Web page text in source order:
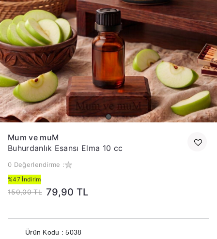
Mum ve muM
Buhurdanlık Esansı Elma 10 cc
0 Değerlendirme :
%47 İndirim
150,00 TL 79,90 TL
Ürün Kodu : 5038